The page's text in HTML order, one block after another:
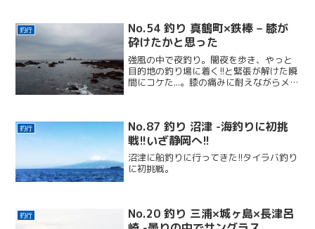
釣行
No.54 釣り 真鶴町×鉄棒 – 膝が
砕けたかと思った
強風の中で夜釣り。闇夜を歩き、やっと
目的地の釣り場に着く!!と緊張が解けた瞬
間にコケた...。膝の痛みに耐えながらメジ
釣行
No.87 釣り 沼津 -海釣りに初挑
戦!!いざ静岡へ!!
沼津に船釣りに行ってきた!!タイラバ釣り
に初挑戦。
釣行
No.20 釣り 三浦×城ヶ島×長津呂